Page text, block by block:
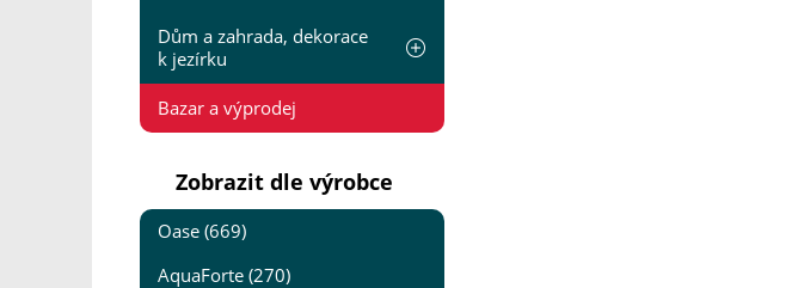
Dům a zahrada, dekorace
k jezírku
Bazar a výprodej
Zobrazit dle výrobce
Oase (669)
AquaForte (270)